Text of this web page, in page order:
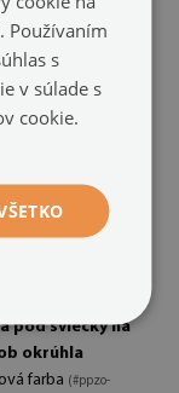
cm 34.99 €
pod sviečky na
okrúhla
farba (#ppzo-
Používaním
s
v súlade s
cookie.